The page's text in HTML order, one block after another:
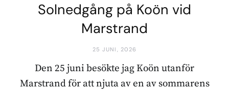
Solnedgång på Koön vid
Marstrand
25 JUNI, 2026
Den 25 juni besökte jag Koön utanför
Marstrand för att njuta av en av sommarens